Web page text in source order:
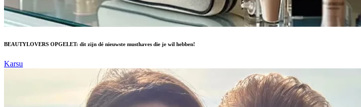
BEAUTYLOVERS OPGELET: dit zijn dé nieuwste musthaves die je wil hebben!
Karsu